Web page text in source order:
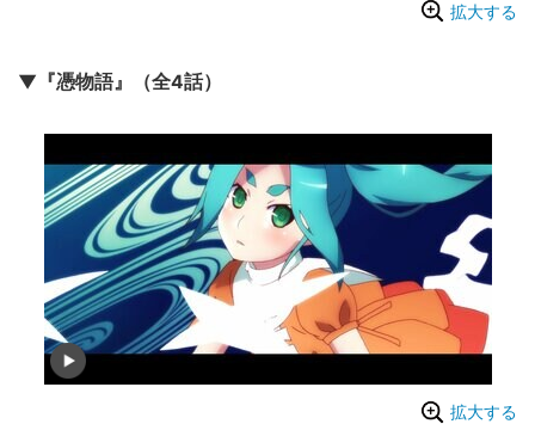
拡大する
▼『憑物語』（全4話）
拡大する